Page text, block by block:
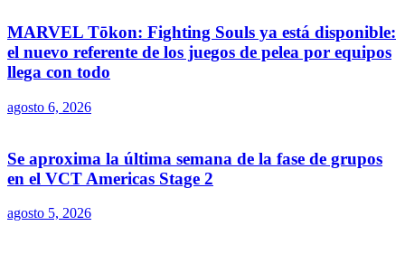
MARVEL Tōkon: Fighting Souls ya está disponible:
el nuevo referente de los juegos de pelea por equipos
llega con todo
agosto 6, 2026
Se aproxima la última semana de la fase de grupos
en el VCT Americas Stage 2
agosto 5, 2026